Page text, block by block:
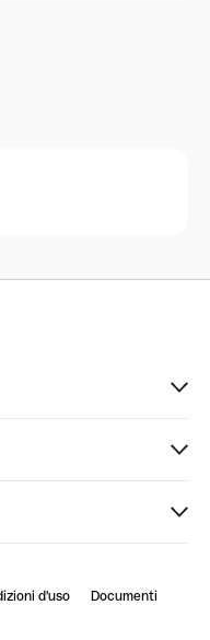
organizzare...
d'uso Documenti